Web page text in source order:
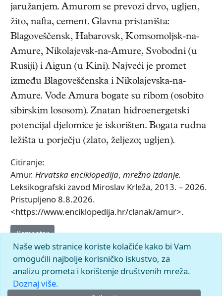
jaružanjem. Amurom se prevozi drvo, ugljen,
žito, nafta, cement. Glavna pristaništa:
Blagoveščensk, Habarovsk, Komsomoljsk-na-
Amure, Nikolajevsk-na-Amure, Svobodni (u
Rusiji) i Aigun (u Kini). Najveći je promet
između Blagoveščenska i Nikolajevska-na-
Amure. Vode Amura bogate su ribom (osobito
sibirskim lososom). Znatan hidroenergetski
potencijal djelomice je iskorišten. Bogata rudna
ležišta u porječju (zlato, željezo; ugljen).
Citiranje:
Amur. Hrvatska enciklopedija, mrežno izdanje.
Leksikografski zavod Miroslav Krleža, 2013. – 2026.
Pristupljeno 8.8.2026.
<https://www.enciklopedija.hr/clanak/amur>.
Komentar
Naše web stranice koriste kolačiće kako bi Vam
omogućili najbolje korisničko iskustvo, za
analizu prometa i korištenje društvenih mreža.
Doznaj više.